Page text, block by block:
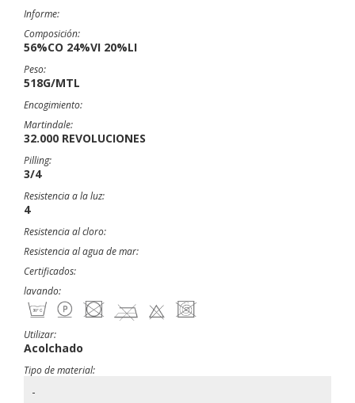
Informe:
Composición:
56%CO 24%VI 20%LI
Peso:
518G/MTL
Encogimiento:
Martindale:
32.000 REVOLUCIONES
Pilling:
3/4
Resistencia a la luz:
4
Resistencia al cloro:
Resistencia al agua de mar:
Certificados:
lavando:
Utilizar:
Acolchado
Tipo de material:
-